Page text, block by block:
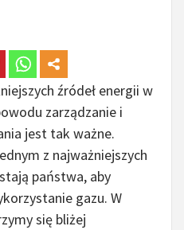
źródeł energii w
zarządzanie i
jest tak ważne.
z najważniejszych
państwa, aby
gazu. W
się bliżej